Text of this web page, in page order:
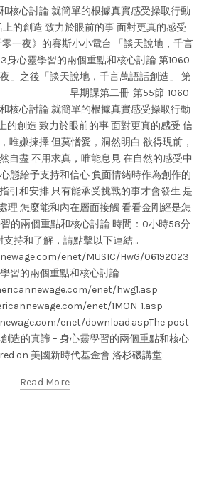
核心討論 就簡單的根據真實感受操取行動
的創造 致力於眼前的事 面對更真的感受
一夜》的賽斯小小電台 「談天說地，千言
身心靈學習的兩個重點和核心討論 第1060
」之後「談天說地，千言萬語話創造」 第
早期課第二冊-第55節-1060
核心討論 就簡單的根據真實感受操取行動
的創造 致力於眼前的事 面對更真的感受 信
唯嫌揀擇 但莫憎愛，洞然明白 欲得現前，
自盡 不用求真，唯能息見 在自然的感受中
態給予支持和信心 負面情緒時作為創作的
引和安排 只有能承受挑戰的事才會發生 是
理 怎麼能和內在層面接觸 看看金剛經是怎
的兩個重點和核心討論 時間：0小時58分
支持和了解，請點擊以下連結…
enet/MUSIC/HwG/06192023
習的兩個重點和核心討論
enet/hwg1.asp
enet/1MON-1.asp
enet/download.aspThe post
造的真諦 – 身心靈學習的兩個重點和核心
on 美國新時代基金會 洛杉磯講堂.
Read More